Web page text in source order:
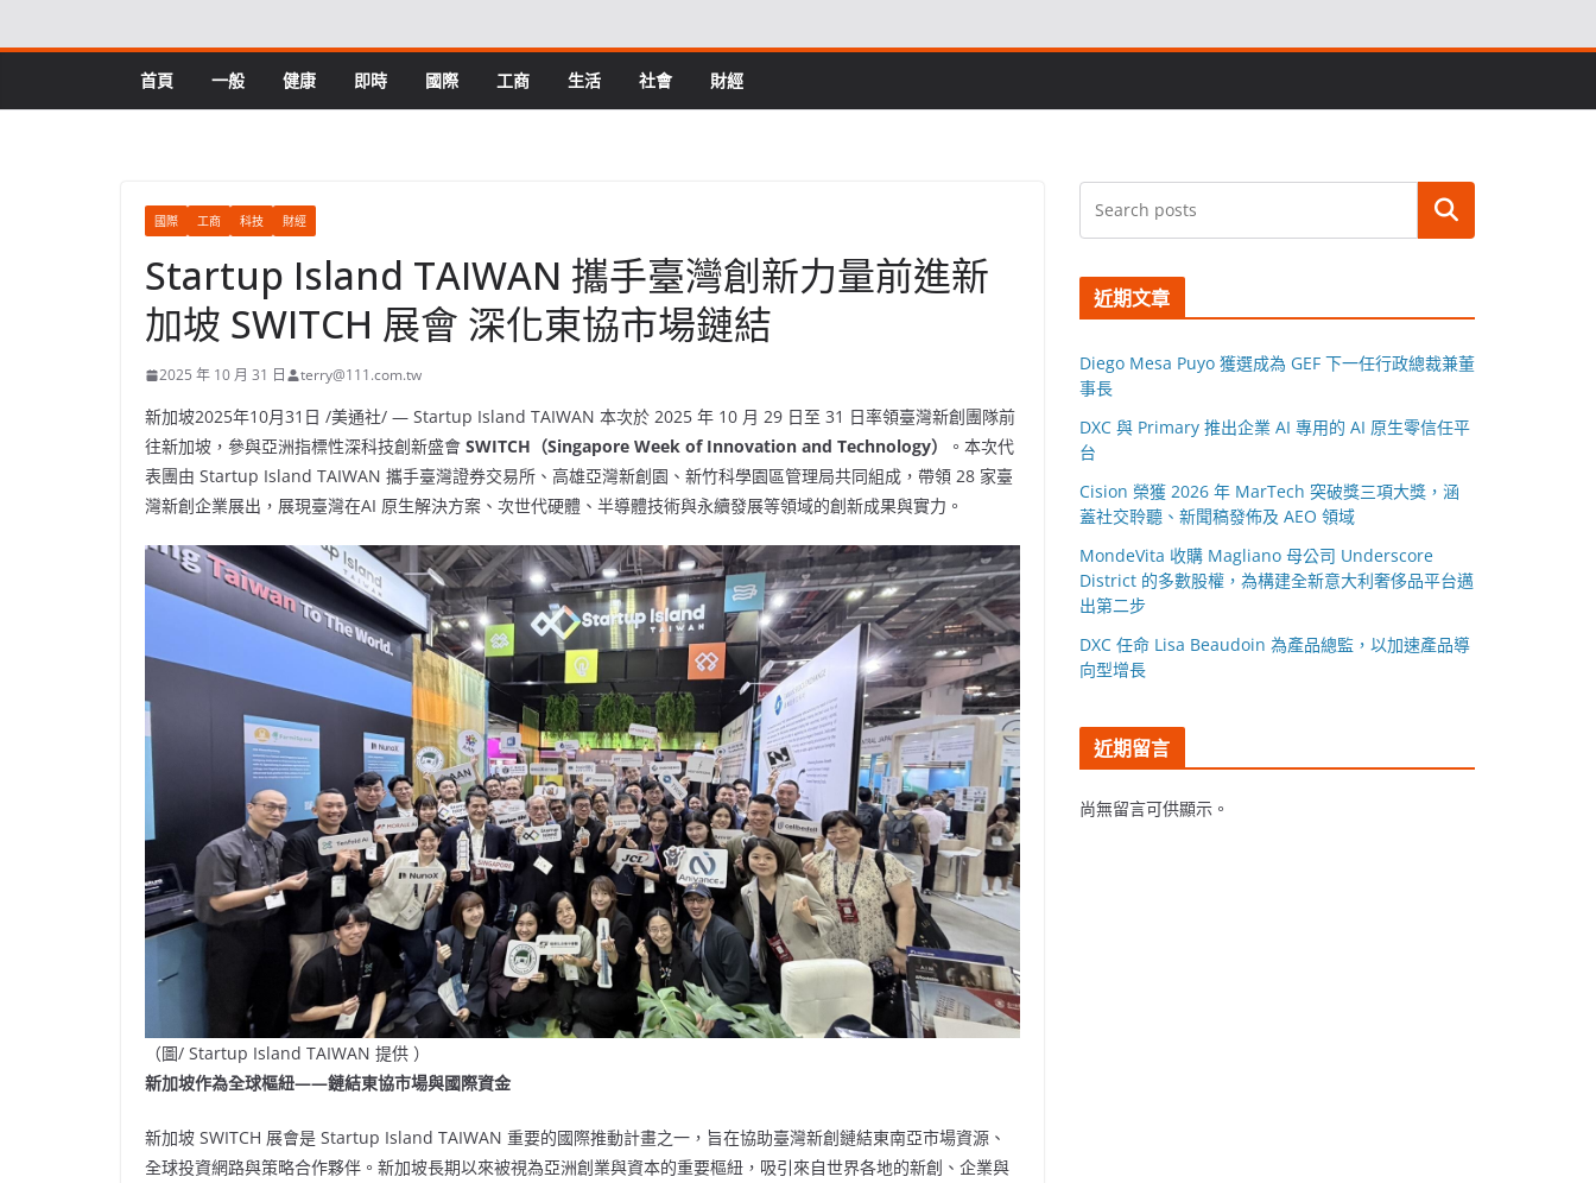
to
首頁 一般 健康 即時 國際 工商 生活 社會 財經
國際 工商 科技 財經
Startup Island TAIWAN 攜手臺灣創新力量前進新
加坡 SWITCH 展會 深化東協市場鏈結
2025 年 10 月 31 日 terry@111.com.tw
新加坡2025年10月31日 /美通社/ — Startup Island TAIWAN 本次於 2025 年 10 月 29 日至 31 日率領臺灣新創團隊前
往新加坡，參與亞洲指標性深科技創新盛會 SWITCH （Singapore Week of Innovation and Technology）
。本次代
表團由 Startup Island TAIWAN 攜手臺灣證券交易所、高雄亞灣新創園、新竹科學園區管理局共同組成，帶領 28 家臺
灣新創企業展出，展現臺灣在AI 原生解決方案、次世代硬體、半導體技術與永續發展等領域的創新成果與實力。
（圖/ Startup Island TAIWAN 提供 ）
新加坡作為全球樞紐——鏈結東協市場與國際資金
新加坡 SWITCH 展會是 Startup Island TAIWAN 重要的國際推動計畫之一，旨在協助臺灣新創鏈結東南亞市場資源、
全球投資網路與策略合作夥伴。新加坡長期以來被視為亞洲創業與資本的重要樞紐，吸引來自世界各地的新創、企業與
搜尋
近期文章
Diego Mesa Puyo 獲選成為 GEF 下一任行政總裁兼董
事長
DXC 與 Primary 推出企業 AI 專用的 AI 原生零信任平
台
Cision 榮獲 2026 年 MarTech 突破獎三項大獎，涵
蓋社交聆聽、新聞稿發佈及 AEO 領域
MondeVita 收購 Magliano 母公司 Underscore
District 的多數股權，為構建全新意大利奢侈品平台邁
出第二步
DXC 任命 Lisa Beaudoin 為產品總監，以加速產品導
向型增長
近期留言
尚無留言可供顯示。